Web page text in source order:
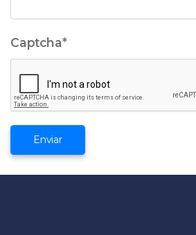
Captcha*